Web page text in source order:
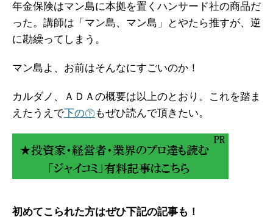
年金保険はマン島に本拠を置くハンサード社の商品だ
った。講師は「マン島、マン島」とやたら推すが、逆
に勘繰ってしまう。
マン島よ、お前はそんなにすごいのか！
カルダノ、ＡＤＡの概要は以上のとおり。これを踏ま
えたうえで下の㊦ もぜひ読んで頂きたい。
初めてこられた方はぜひ下記の記事も！